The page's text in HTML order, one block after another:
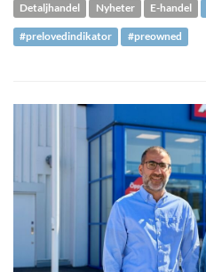
Detaljhandel Nyheter E-handel
#prelovedindikator #preowned